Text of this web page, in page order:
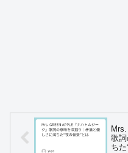
歌
ちた